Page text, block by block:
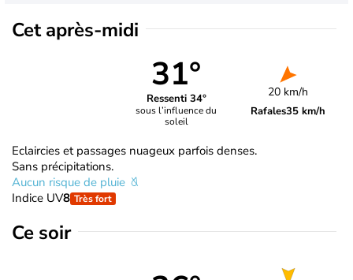
Cet après-midi
31°
Ressenti 34°
sous l’influence du
soleil
20 km/h
Rafales35 km/h
Eclaircies et passages nuageux parfois denses.
Sans précipitations.
Aucun risque de pluie
Indice UV8 Très fort
Ce soir